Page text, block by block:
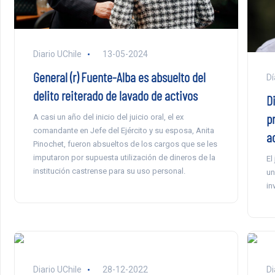
Diario UChile 13-05-2024
General (r) Fuente-Alba es absuelto del
delito reiterado de lavado de activos
A casi un año del inicio del juicio oral, el ex
comandante en Jefe del Ejército y su esposa, Anita
Pinochet, fueron absueltos de los cargos que se les
imputaron por supuesta utilización de dineros de la
institución castrense para su uso personal.
Diario UChile 28-12-2022